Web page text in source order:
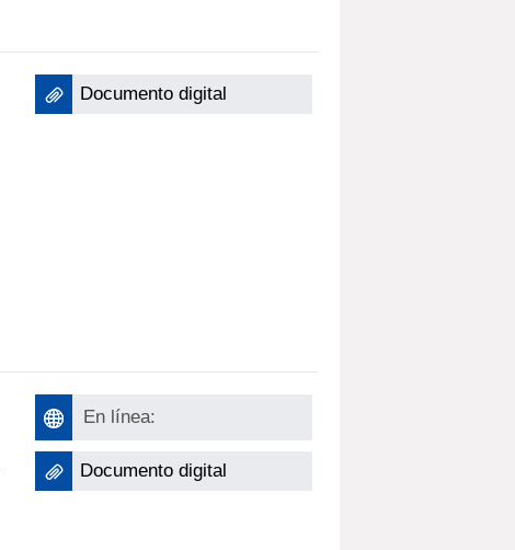
Documento digital
En línea:
Documento digital